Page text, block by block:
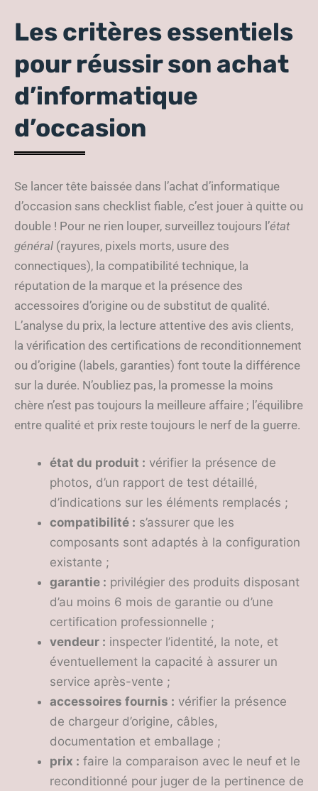
Les critères essentiels
pour réussir son achat
d’informatique
d’occasion
Se lancer tête baissée dans l’achat d’informatique
d’occasion sans checklist fiable, c’est jouer à quitte ou
double ! Pour ne rien louper, surveillez toujours l’état
général (rayures, pixels morts, usure des
connectiques), la compatibilité technique, la
réputation de la marque et la présence des
accessoires d’origine ou de substitut de qualité.
L’analyse du prix, la lecture attentive des avis clients,
la vérification des certifications de reconditionnement
ou d’origine (labels, garanties) font toute la différence
sur la durée. N’oubliez pas, la promesse la moins
chère n’est pas toujours la meilleure affaire ; l’équilibre
entre qualité et prix reste toujours le nerf de la guerre.
état du produit : vérifier la présence de
photos, d’un rapport de test détaillé,
d’indications sur les éléments remplacés ;
compatibilité : s’assurer que les
composants sont adaptés à la configuration
existante ;
garantie : privilégier des produits disposant
d’au moins 6 mois de garantie ou d’une
certification professionnelle ;
vendeur : inspecter l’identité, la note, et
éventuellement la capacité à assurer un
service après-vente ;
accessoires fournis : vérifier la présence
de chargeur d’origine, câbles,
documentation et emballage ;
prix : faire la comparaison avec le neuf et le
reconditionné pour juger de la pertinence de